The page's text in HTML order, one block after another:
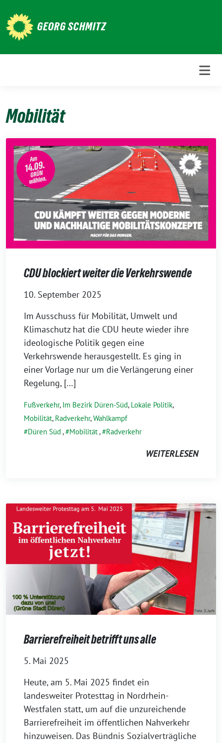
zum
Inhalt
GEORG SCHMITZ
Mobilität
CDU blockiert weiter die Verkehrswende
10. September 2025
Im Ausschuss für Mobilität, Umwelt und
Klimaschutz hat die CDU heute wieder ihre
ideologische Politik gegen eine
Verkehrswende herausgestellt. Es ging in
einer Vorlage nur um die Verlängerung einer
Regelung, […]
Fußverkehr, Im Bezirk Düren-Süd, Lokale Politik,
Mobilität, Radverkehr,Wahlkampf
Düren Süd , Mobilität, Radverkehr
WEITERLESEN
Barrierefreiheit betrifft uns alle
5. Mai 2025
Heute, am 5. Mai 2025 findet ein
landesweiter Protesttag in Nordrhein-
Westfalen statt, um auf die unzureichende
Barrierefreiheit im öffentlichen Nahverkehr
hinzuweisen. Das Bündnis Sozialverträgliche